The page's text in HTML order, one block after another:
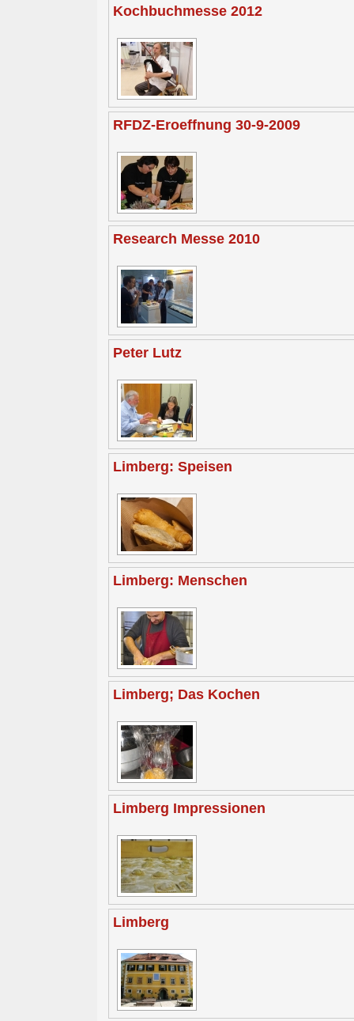
Kochbuchmesse 2012
RFDZ-Eroeffnung 30-9-2009
Research Messe 2010
Peter Lutz
Limberg: Speisen
Limberg: Menschen
Limberg; Das Kochen
Limberg Impressionen
Limberg